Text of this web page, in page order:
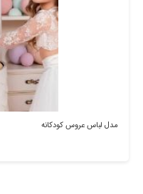
مدل لباس عروس کودکانه